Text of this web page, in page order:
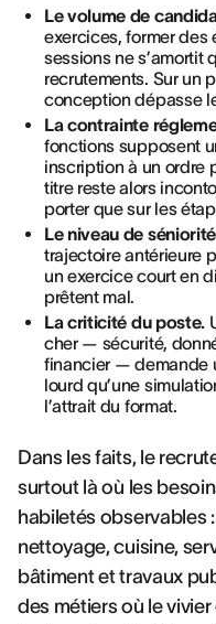
Le volume de
exercices, former des
sessions ne s’amortit
recrutements. Sur un
conception dépasse
La contrainte
fonctions supposent
inscription à un ordre
titre reste alors
porter que sur les
Le niveau de
trajectoire antérieure
un exercice court en
prêtent mal.
La criticité du poste.
cher — sécurité,
financier — demande
lourd qu’une
l’attrait du format.
Dans les faits, le
surtout là où les
habiletés observables
nettoyage, cuisine,
bâtiment et travaux
des métiers où le